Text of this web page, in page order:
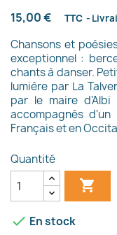
15,00 € TTC
Chansons et
exceptionnel :
chants à danser.
lumière par La
par le maire d'Albi
accompagnés
Français et en
Quantité

 En stock